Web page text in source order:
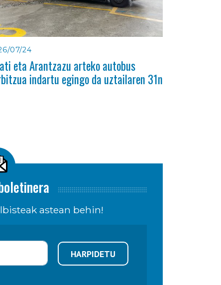
07/24
eta Arantzazu arteko autobus
indartu egingo da uztailaren 31n
astean behin!
HARPIDETU